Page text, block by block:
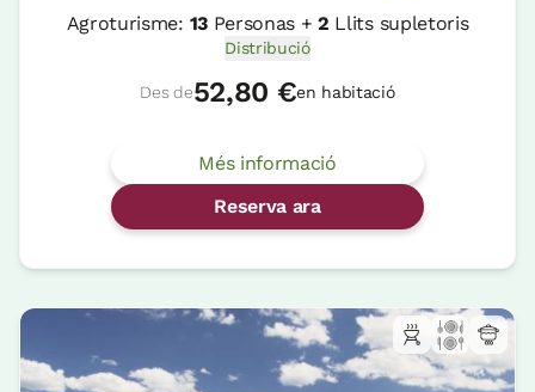
Agroturisme: 13Personas +2 Llits supletoris
Distribució
Des de52,80 €en habitació
Més informació
Reserva ara